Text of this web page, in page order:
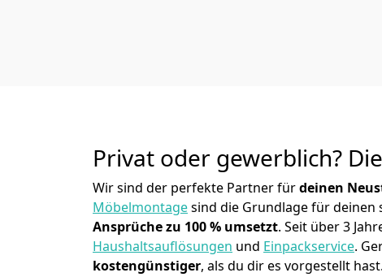
Privat oder gewerblich?
Wir sind der perfekte Partner fürdeinen
Möbelmontagesind die Grundlage für
Ansprüche zu 100 % umsetzt. Seit über 3
Haushaltsauflösungen und Einpackservice.
kostengünstiger, als du dir es vorgestellt hast.